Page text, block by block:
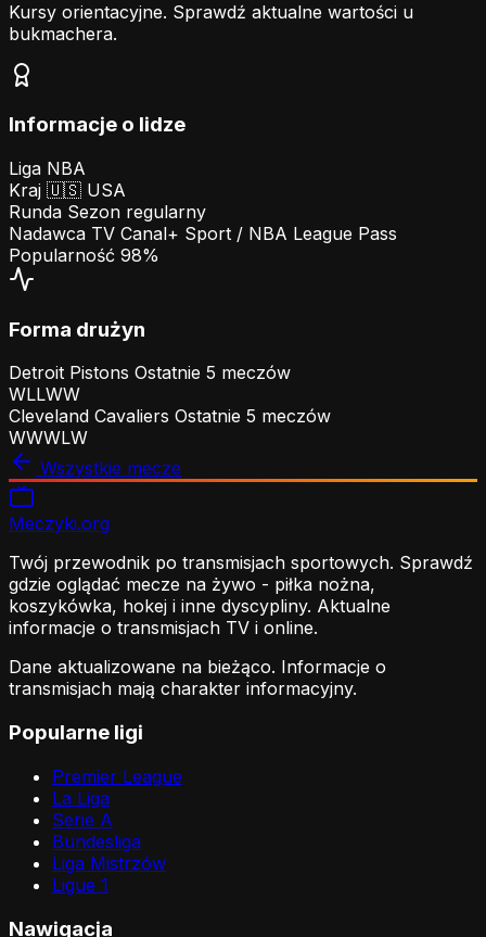
Kursy orientacyjne. Sprawdź aktualne wartości u
bukmachera.
Informacje o lidze
Liga NBA
Kraj 🇺🇸 USA
Runda Sezon regularny
Nadawca TV Canal+ Sport / NBA League Pass
Popularność 98%
Forma drużyn
Detroit Pistons Ostatnie 5 meczów
WLLWW
Cleveland Cavaliers Ostatnie 5 meczów
WWWLW
Wszystkie mecze
Meczyki.org
Twój przewodnik po transmisjach sportowych. Sprawdź
gdzie oglądać mecze na żywo - piłka nożna,
koszykówka, hokej i inne dyscypliny. Aktualne
informacje o transmisjach TV i online.
Dane aktualizowane na bieżąco. Informacje o
transmisjach mają charakter informacyjny.
Popularne ligi
Premier League
La Liga
Serie A
Bundesliga
Liga Mistrzów
Ligue 1
Nawigacja